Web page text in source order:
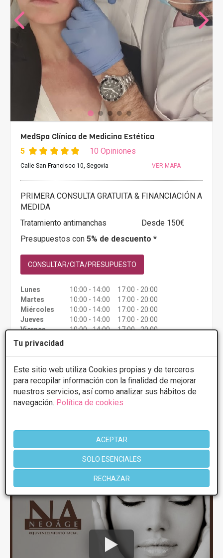
Tu privacidad
Este sitio web utiliza Cookies propias y de terceros
para recopilar información con la finalidad de mejorar
nuestros servicios, así como analizar sus hábitos de
navegación. Política de cookies
ACEPTAR
SOLO ESENCIALES
RECHAZAR
MedSpa Clínica de Medicina Estética
5 10 Opiniones
Calle San Francisco 10, Segovia VER MAPA
PRIMERA CONSULTA GRATUITA & FINANCIACIÓN A
MEDIDA
Tratamiento antimanchas
Desde 150€
Presupuestos con 5% de descuento *
CONSULTAR/CITA/PRESUPUESTO
Lunes
10:00 - 14:00 17:00 - 20:00
Martes
10:00 - 14:00 17:00 - 20:00
Miércoles
10:00 - 14:00 17:00 - 20:00
Jueves
10:00 - 14:00 17:00 - 20:00
Viernes
10:00 - 14:00 17:00 - 20:00
Más información
VideosTratamiento
antimanchas